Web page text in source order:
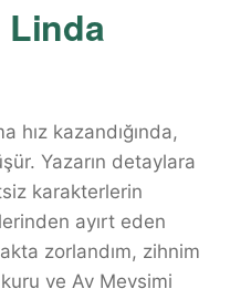
Linda
hız kazandığında,
Yazarın detaylara
karakterlerin
ayırt eden
zorlandım, zihnim
ve Av Mevsimi